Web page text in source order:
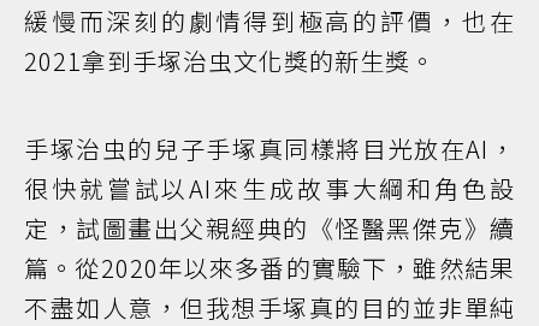
緩慢而深刻的劇情得到極高的評價，也在
2021拿到手塚治虫文化獎的新生獎。
手塚治虫的兒子手塚真同樣將目光放在AI，
很快就嘗試以AI來生成故事大綱和角色設
定，試圖畫出父親經典的《怪醫黑傑克》續
篇。從2020年以來多番的實驗下，雖然結果
不盡如人意，但我想手塚真的目的並非單純